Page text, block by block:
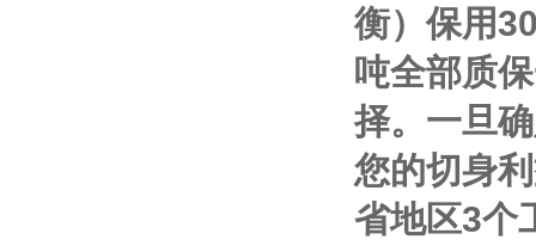
衡）保用
吨全部质
择。一旦
您的切身
省地区3个